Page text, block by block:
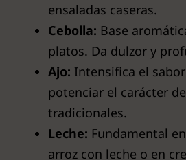
ensaladas caseras.
Cebolla: Base
platos. Da dulzor y
Ajo: Intensifica el
potenciar el carácter
tradicionales.
Leche: Fundamental
arroz con leche o en